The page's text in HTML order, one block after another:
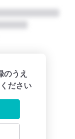
のうえ
ださい